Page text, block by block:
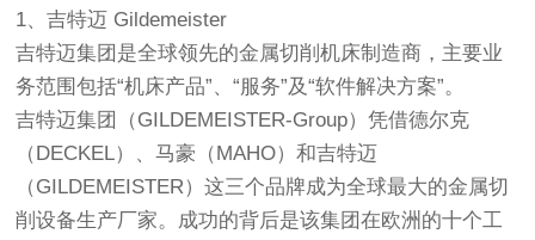
1、吉特迈 Gildemeister
吉特迈集团是全球领先的金属切削机床制造商，主要业
务范围包括“机床产品”、“服务”及“软件解决方案”。
吉特迈集团（GILDEMEISTER-Group）凭借德尔克
（DECKEL）、马豪（MAHO）和吉特迈
（GILDEMEISTER）这三个品牌成为全球最大的金属切
削设备生产厂家。成功的背后是该集团在欧洲的十个工